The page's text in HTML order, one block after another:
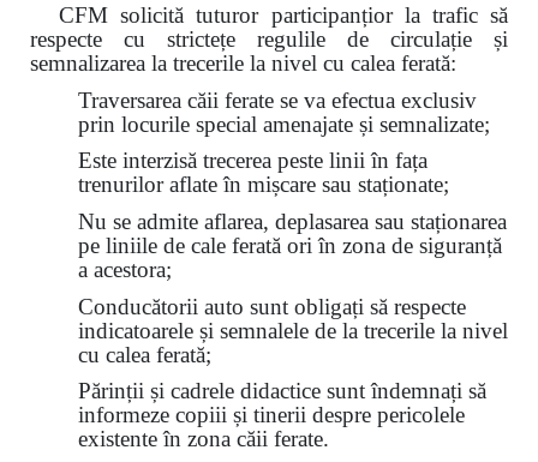
CFM solicită tuturor participanțior la trafic să
respecte cu strictețe regulile de circulație și
semnalizarea la trecerile la nivel cu calea ferată:
Traversarea căii ferate se va efectua exclusiv
prin locurile special amenajate și semnalizate;
Este interzisă trecerea peste linii în fața
trenurilor aflate în mișcare sau staționate;
Nu se admite aflarea, deplasarea sau staționarea
pe liniile de cale ferată ori în zona de siguranță
a acestora;
Conducătorii auto sunt obligați să respecte
indicatoarele și semnalele de la trecerile la nivel
cu calea ferată;
Părinții și cadrele didactice sunt îndemnați să
informeze copiii și tinerii despre pericolele
existente în zona căii ferate.